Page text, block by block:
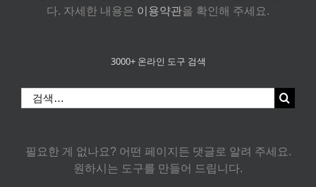
다. 자세한 내용은 이용약관을 확인해 주세요.
3000+ 온라인 도구 검색
색:
필요한 게 없나요? 어떤 페이지든 댓글로 알려 주세요.
원하시는 도구를 만들어 드립니다.